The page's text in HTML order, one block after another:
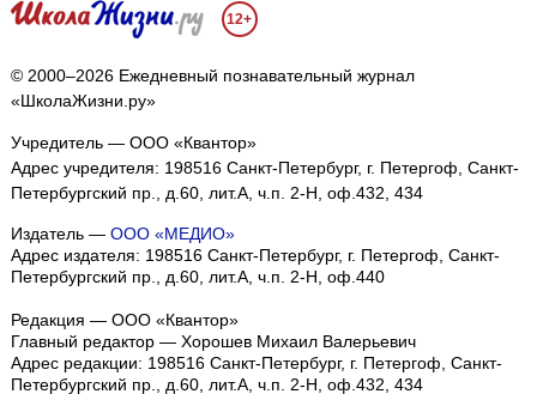
12+
© 2000–2026 Ежедневный познавательный журнал
«ШколаЖизни.ру»
Учредитель — ООО «Квантор»
Адрес учредителя: 198516 Санкт-Петербург, г. Петергоф, Санкт-
Петербургский пр., д.60, лит.А, ч.п. 2-Н, оф.432, 434
Издатель — ООО «МЕДИО»
Адрес издателя: 198516 Санкт-Петербург, г. Петергоф, Санкт-
Петербургский пр., д.60, лит.А, ч.п. 2-Н, оф.440
Редакция — ООО «Квантор»
Главный редактор — Хорошев Михаил Валерьевич
Адрес редакции: 198516 Санкт-Петербург, г. Петергоф, Санкт-
Петербургский пр., д.60, лит.А, ч.п. 2-Н, оф.432, 434